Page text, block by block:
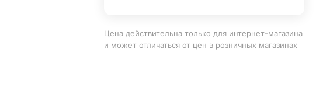
Цена действительна только для интернет-магазина
и может отличаться от цен в розничных магазинах